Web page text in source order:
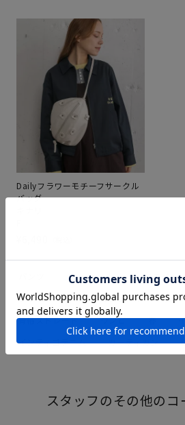
Dailyフラワーモチーフサークル
バッグ
pou dou dou イエベ
ブルー
きれいめカジュアル 夏
骨格ストレート
ワンピ 春
インディゴデニム
カーディガン
スタッフのその他のコ